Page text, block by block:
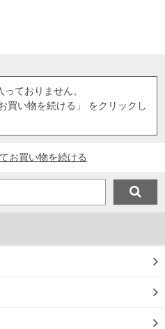
ておりません。
買い物を続ける」 をクリックし
お買い物を続ける